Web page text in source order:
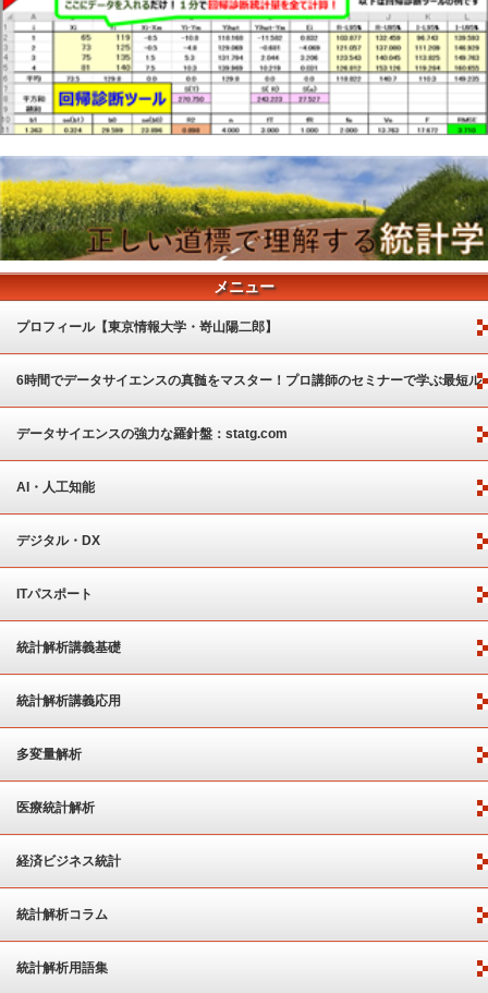
メニュー
プロフィール【東京情報大学・嵜山陽二郎】
6時間でデータサイエンスの真髄をマスター！プロ講師のセミナーで学ぶ最短ル
ート
データサイエンスの強力な羅針盤：statg.com
AI・人工知能
デジタル・DX
ITパスポート
統計解析講義基礎
統計解析講義応用
多変量解析
医療統計解析
経済ビジネス統計
統計解析コラム
統計解析用語集